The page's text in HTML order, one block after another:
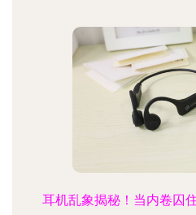
耳机乱象揭秘！当内卷囚